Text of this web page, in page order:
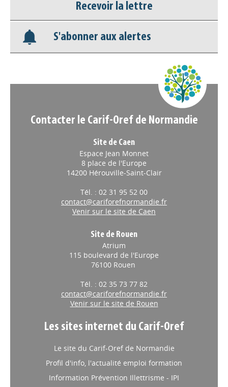
Base documentaire
Nos veilles Scoop.it
Recevoir la lettre
S'abonner aux alertes
Contacter le Carif-Oref de Normandie
Site de Caen
Espace Jean Monnet
8 place de l'Europe
14200 Hérouville-Saint-Clair
Tél. : 02 31 95 52 00
contact@cariforefnormandie.fr
Venir sur le site de Caen
Site de Rouen
Atrium
115 boulevard de l'Europe
76100 Rouen
Tél. : 02 35 73 77 82
contact@cariforefnormandie.fr
Venir sur le site de Rouen
Les sites internet du Carif-Oref
Le site du Carif-Oref de Normandie
Profil d'info, l'actualité emploi formation
Information Prévention Illettrisme - IPI